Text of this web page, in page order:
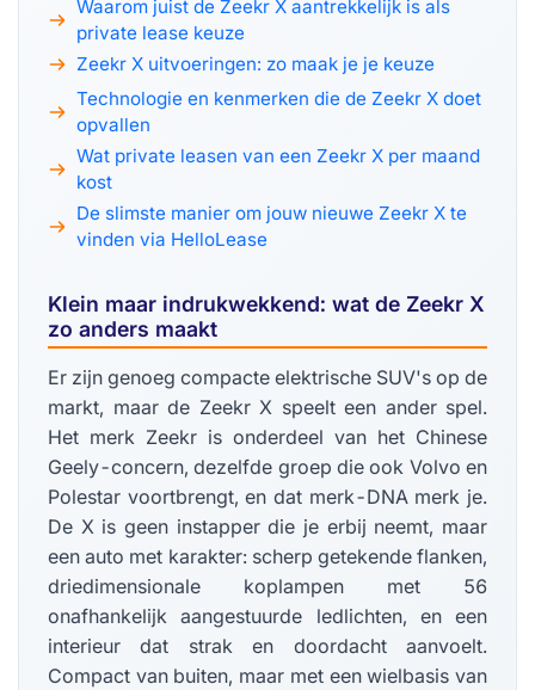
Waarom juist de Zeekr X aantrekkelijk is als
private lease keuze
Zeekr X uitvoeringen: zo maak je je keuze
Technologie en kenmerken die de Zeekr X doet
opvallen
Wat private leasen van een Zeekr X per maand
kost
De slimste manier om jouw nieuwe Zeekr X te
vinden via HelloLease
Klein maar indrukwekkend: wat de Zeekr X
zo anders maakt
Er zijn genoeg compacte elektrische SUV's op de
markt, maar de Zeekr X speelt een ander spel.
Het merk Zeekr is onderdeel van het Chinese
Geely-concern, dezelfde groep die ook Volvo en
Polestar voortbrengt, en dat merk-DNA merk je.
De X is geen instapper die je erbij neemt, maar
een auto met karakter: scherp getekende flanken,
driedimensionale koplampen met 56
onafhankelijk aangestuurde ledlichten, en een
interieur dat strak en doordacht aanvoelt.
Compact van buiten, maar met een wielbasis van